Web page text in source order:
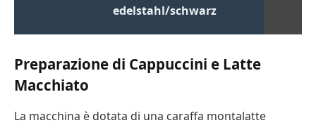
edelstahl/schwarz
Preparazione di Cappuccini e Latte
Macchiato
La macchina è dotata di una caraffa montalatte